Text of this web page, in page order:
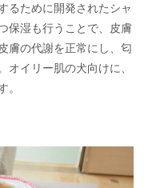
るために開発されたシャ
保湿も行うことで、皮膚
膚の代謝を正常にし、匂
オイリー肌の犬向けに、
。